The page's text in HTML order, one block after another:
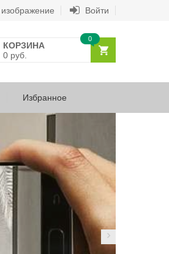
изображение Войти
КОРЗИНА
0 руб.
0
Избранное